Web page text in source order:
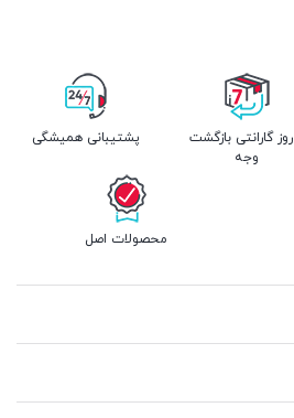
7 روز گارانتی بازگشت
وجه
پشتیبانی همیشگی
محصولات اصل